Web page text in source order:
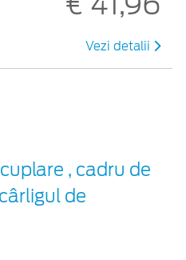
Vezi detalii
, cadru de
de